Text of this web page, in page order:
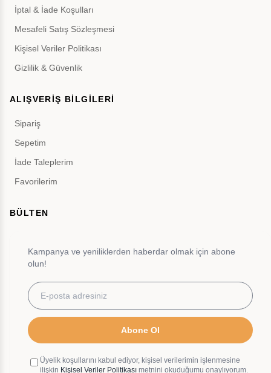
İptal & İade Koşulları
Mesafeli Satış Sözleşmesi
Kişisel Veriler Politikası
Gizlilik & Güvenlik
ALIŞVERİŞ BİLGİLERİ
Sipariş
Sepetim
İade Taleplerim
Favorilerim
BÜLTEN
Kampanya ve yeniliklerden haberdar olmak için abone
olun!
Abone Ol
Üyelik koşullarını kabul ediyor, kişisel verilerimin işlenmesine
ilişkin Kişisel Veriler Politikası metnini okuduğumu onaylıyorum.